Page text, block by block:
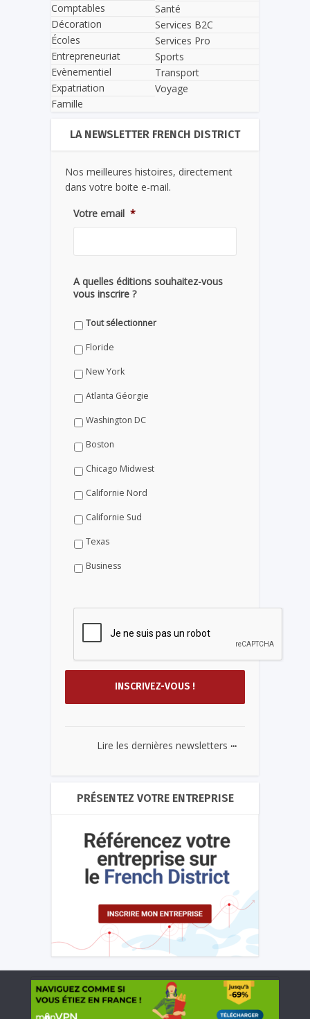
Comptables
Décoration
Écoles
Entrepreneuriat
Evènementiel
Expatriation
Famille
Santé
Services B2C
Services Pro
Sports
Transport
Voyage
LA NEWSLETTER FRENCH DISTRICT
Nos meilleures histoires, directement
dans votre boite e-mail.
Votre email *
A quelles éditions souhaitez-vous
vous inscrire ?
Tout sélectionner
Floride
New York
Atlanta Géorgie
Washington DC
Boston
Chicago Midwest
Californie Nord
Californie Sud
Texas
Business
Lire les dernières newsletters ...
PRÉSENTEZ VOTRE ENTREPRISE